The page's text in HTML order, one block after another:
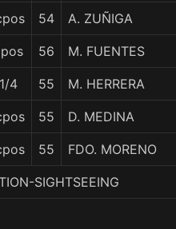
54 A. ZUÑIGA
56 M. FUENTES
4 55 M. HERRERA
55 D. MEDINA
55 FDO. MORENO
SIGHTSEEING